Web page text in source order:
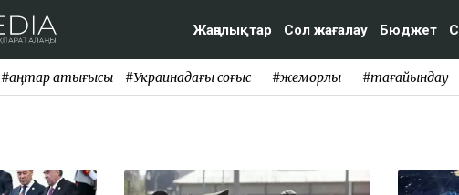
Жаңалықтар Сол жағалау Бюджет
#қаңтар қақтығысы #Украинадағы соғыс #жемқорлық #тағайындау